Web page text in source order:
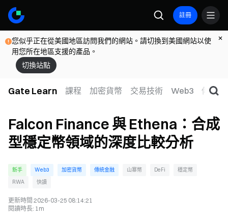
註冊
您似乎正在從美國地區訪問我們的網站。請切換到美國網站以使
用您所在地區支援的產品。
切換站點
Gate Learn 課程 加密貨幣 交易技術 Web3 傳統金
Falcon Finance 與 Ethena：合成
型穩定幣領域的深度比較分析
新手 Web3 加密貨幣 傳統金融 山寨幣 DeFi
穩定幣
RWA
快讀
更新時間 2026-03-25 08:14:21
閱讀時長: 1m